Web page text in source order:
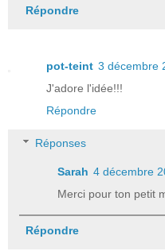
Répondre
pot-teint 3 décembre
J'adore l'idée!!!
Répondre
Réponses
Sarah 4 décembre
Merci pour ton petit
Répondre